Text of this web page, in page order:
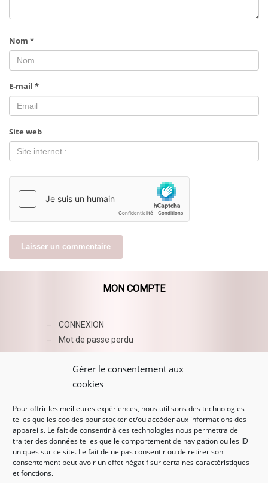
Gérer le consentement aux
cookies
Pour offrir les meilleures expériences, nous utilisons des technologies
telles que les cookies pour stocker et/ou accéder aux informations des
appareils. Le fait de consentir à ces technologies nous permettra de
traiter des données telles que le comportement de navigation ou les ID
uniques sur ce site. Le fait de ne pas consentir ou de retirer son
consentement peut avoir un effet négatif sur certaines caractéristiques
et fonctions.
Nom *
E-mail *
Site web
MON COMPTE
CONNEXION
Mot de passe perdu
AZUR BEAUTY ESHOP